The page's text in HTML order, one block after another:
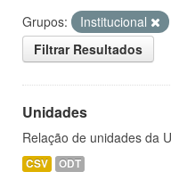
Grupos: Institucional
Filtrar Resultados
Unidades
Relação de unidades da
CSV ODT